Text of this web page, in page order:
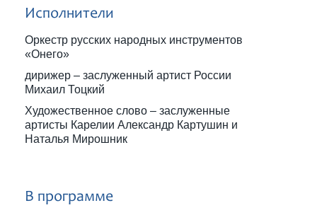
Исполнители
Оркестр русских народных инструментов
«Онего»
дирижер – заслуженный артист России
Михаил Тоцкий
Художественное слово – заслуженные
артисты Карелии Александр Картушин и
Наталья Мирошник
В программе